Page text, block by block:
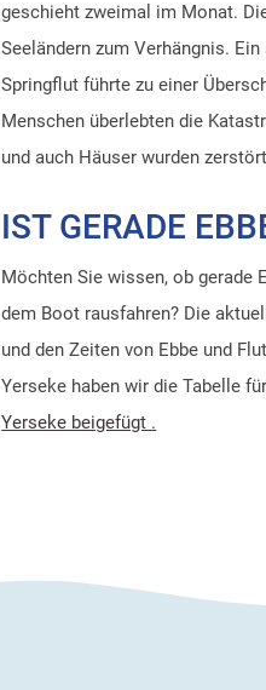
geschieht zweimal im Monat.
Seeländern zum Verhängnis.
Springflut führte zu einer
Menschen überlebten die
und auch Häuser wurden
IST GERADE
Möchten Sie wissen, ob gerade
dem Boot rausfahren? Die
und den Zeiten von Ebbe und
Yerseke haben wir die Tabelle
Yerseke beigefügt .